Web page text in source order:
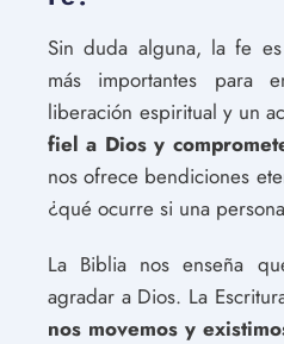
Sin duda alguna, la fe
más importantes para
liberación espiritual y un
fiel a Dios y
nos ofrece bendiciones
¿qué ocurre si una
La Biblia nos enseña
agradar a Dios. La
nos movemos y